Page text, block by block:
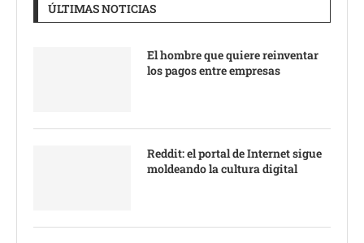
ÚLTIMAS NOTICIAS
El hombre que quiere reinventar
los pagos entre empresas
Reddit: el portal de Internet sigue
moldeando la cultura digital